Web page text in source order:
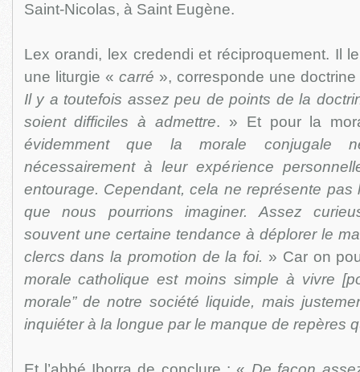
Saint-Nicolas, à Saint Eugène.
Lex orandi, lex credendi et réciproquement. Il
une liturgie « carré », corresponde une
Il y a toutefois assez peu de points de la
soient difficiles à admettre. » Et pour la
évidemment que la morale conjugale
nécessairement à leur expérience
entourage. Cependant, cela ne représente pas
que nous pourrions imaginer. Assez
souvent une certaine tendance à déplorer le
clercs dans la promotion de la foi. » Car on
morale catholique est moins simple à vivre
morale” de notre société liquide, mais
inquiéter à la longue par le manque de repères